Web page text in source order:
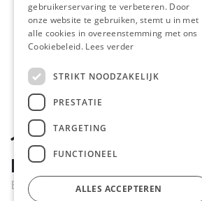
1555 Stokbrood
Pastridor 28 x 270 gr
Bestelartikel
gebruikerservaring te verbeteren. Door
onze website te gebruiken, stemt u in met
alle cookies in overeenstemming met ons
Cookiebeleid. Lees verder
STRIKT NOODZAKELIJK
PRESTATIE
TARGETING
FUNCTIONEEL
ALLES ACCEPTEREN